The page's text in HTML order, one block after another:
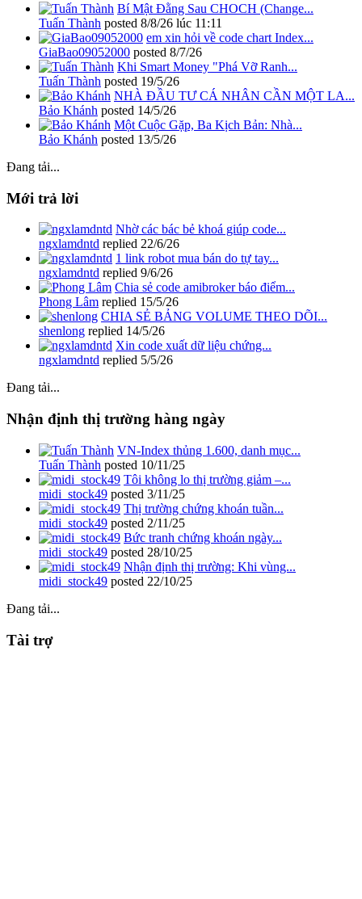
Bí Mật Đằng Sau CHOCH (Change...
Tuấn Thành posted 8/8/26 lúc 11:11
em xin hỏi về code chart Index...
GiaBao09052000 posted 8/7/26
Khi Smart Money "Phá Vỡ Ranh...
Tuấn Thành posted 19/5/26
NHÀ ĐẦU TƯ CÁ NHÂN CẦN MỘT LA...
Bảo Khánh posted 14/5/26
Một Cuộc Gặp, Ba Kịch Bản: Nhà...
Bảo Khánh posted 13/5/26
Đang tải...
Mới trả lời
Nhờ các bác bẻ khoá giúp code...
ngxlamdntd replied 22/6/26
1 link robot mua bán do tự tay...
ngxlamdntd replied 9/6/26
Chia sẻ code amibroker báo điểm...
Phong Lâm replied 15/5/26
CHIA SẺ BẢNG VOLUME THEO DÕI...
shenlong replied 14/5/26
Xin code xuất dữ liệu chứng...
ngxlamdntd replied 5/5/26
Đang tải...
Nhận định thị trường hàng ngày
VN-Index thủng 1.600, danh mục...
Tuấn Thành posted 10/11/25
Tôi không lo thị trường giảm –...
midi_stock49 posted 3/11/25
Thị trường chứng khoán tuần...
midi_stock49 posted 2/11/25
Bức tranh chứng khoán ngày...
midi_stock49 posted 28/10/25
Nhận định thị trường: Khi vùng...
midi_stock49 posted 22/10/25
Đang tải...
Tài trợ